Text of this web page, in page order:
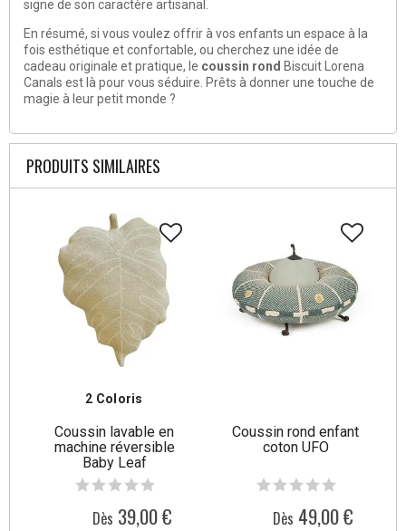
signe de son caractère artisanal.
En résumé, si vous voulez offrir à vos enfants un espace à la
fois esthétique et confortable, ou cherchez une idée de
cadeau originale et pratique, le coussin rond Biscuit Lorena
Canals est là pour vous séduire. Prêts à donner une touche de
magie à leur petit monde ?
PRODUITS SIMILAIRES
2 Coloris
Coussin lavable en
machine réversible
Baby Leaf
Dès 39,00 €
Coussin rond enfant
coton UFO
Dès 49,00 €